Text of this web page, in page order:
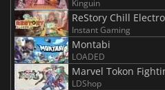
Kinguin
ReStory Chill
Instant Gaming
Montabi
LOADED
Marvel Tokon
LDShop